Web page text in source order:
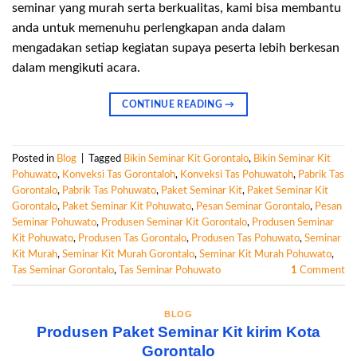
seminar yang murah serta berkualitas, kami bisa membantu
anda untuk memenuhu perlengkapan anda dalam
mengadakan setiap kegiatan supaya peserta lebih berkesan
dalam mengikuti acara.
CONTINUE READING→
Posted in Blog Tagged Bikin Seminar Kit Gorontalo, Bikin Seminar Kit
Pohuwato, Konveksi Tas Gorontaloh, Konveksi Tas Pohuwatoh, Pabrik Tas
Gorontalo, Pabrik Tas Pohuwato, Paket Seminar Kit, Paket Seminar Kit
Gorontalo, Paket Seminar Kit Pohuwato, Pesan Seminar Gorontalo, Pesan
Seminar Pohuwato, Produsen Seminar Kit Gorontalo, Produsen Seminar
Kit Pohuwato, Produsen Tas Gorontalo, Produsen Tas Pohuwato, Seminar
Kit Murah, Seminar Kit Murah Gorontalo, Seminar Kit Murah Pohuwato,
Tas Seminar Gorontalo, Tas Seminar Pohuwato 1 Comment
BLOG
Produsen Paket Seminar Kit kirim Kota
Gorontalo